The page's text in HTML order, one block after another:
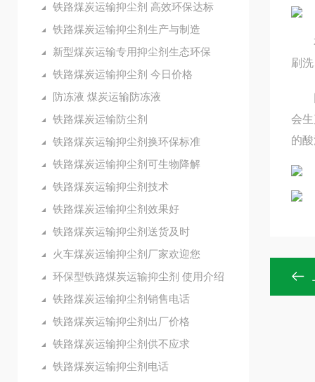
铁路煤炭运输抑尘剂 高效环保达标
铁路煤炭运输抑尘剂生产与制造
新型煤炭运输专用抑尘剂生态环保
铁路煤炭运输抑尘剂 今日价格
防冻液 煤炭运输防冻液
铁路煤炭运输防尘剂
铁路煤炭运输抑尘剂换环保标准
铁路煤炭运输抑尘剂可生物降解
铁路煤炭运输抑尘剂技术
铁路煤炭运输抑尘剂效果好
铁路煤炭运输抑尘剂送货及时
火车煤炭运输抑尘剂厂家欢迎您
环保型铁路煤炭运输抑尘剂 使用介绍
铁路煤炭运输抑尘剂销售电话
铁路煤炭运输抑尘剂出厂价格
铁路煤炭运输抑尘剂供不应求
铁路煤炭运输抑尘剂电话
本
刷
会
的